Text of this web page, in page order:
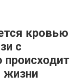
кровью
с
происходит
жизни